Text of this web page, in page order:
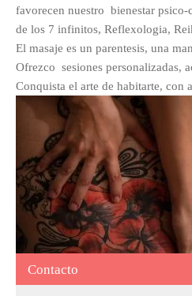
favorecen nuestro bienestar psico-
de los 7 infinitos, Reflexologia,
El masaje es un parentesis, una
Ofrezco sesiones personalizadas,
Conquista el arte de habitarte, con
Contacto